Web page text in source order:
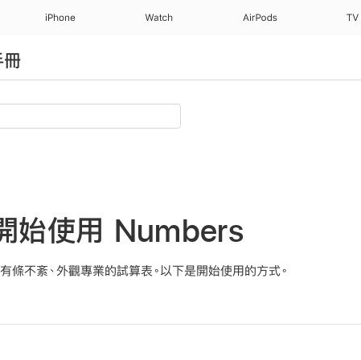
iPhone Watch AirPods TV
始使用 Numbers
不紊、外觀專業的試算表。以下是開始使用的方式。